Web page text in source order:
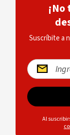
Suscríbite a
Al